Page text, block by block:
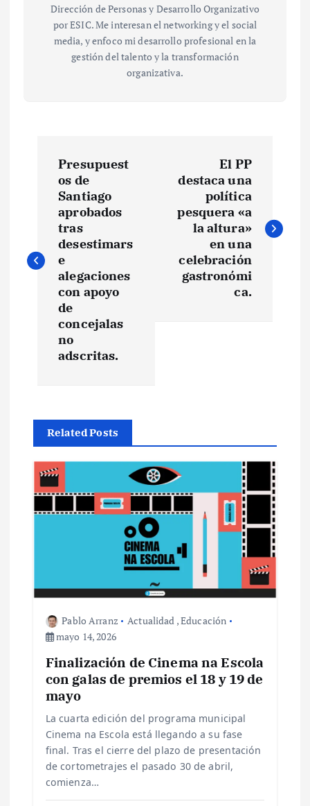
Dirección de Personas y Desarrollo Organizativo
por ESIC. Me interesan el networking y el social
media, y enfoco mi desarrollo profesional en la
gestión del talento y la transformación
organizativa.
e
ó
n
d
e
n
Presupuest
os de
Santiago
aprobados
tras
desestimars
e
alegaciones
con apoyo
de
concejalas
no
adscritas.
El PP
destaca una
política
pesquera «a
la altura»
en una
celebración
gastronómi
ca.
Related Posts
Pablo Arranz Actualidad ,Educación
mayo 14, 2026
Finalización de Cinema na Escola
con galas de premios el 18 y 19 de
mayo
La cuarta edición del programa municipal
Cinema na Escola está llegando a su fase
final. Tras el cierre del plazo de presentación
de cortometrajes el pasado 30 de abril,
comienza…